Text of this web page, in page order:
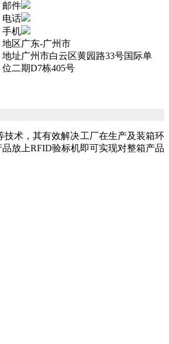
邮件
电话
手机
地区广东-广州市
地址广州市白云区黄园路33号国际单
位二期D7栋405号
术，其有效解决工厂在生产及装箱环
放上RFID验标机即可实现对整箱产品